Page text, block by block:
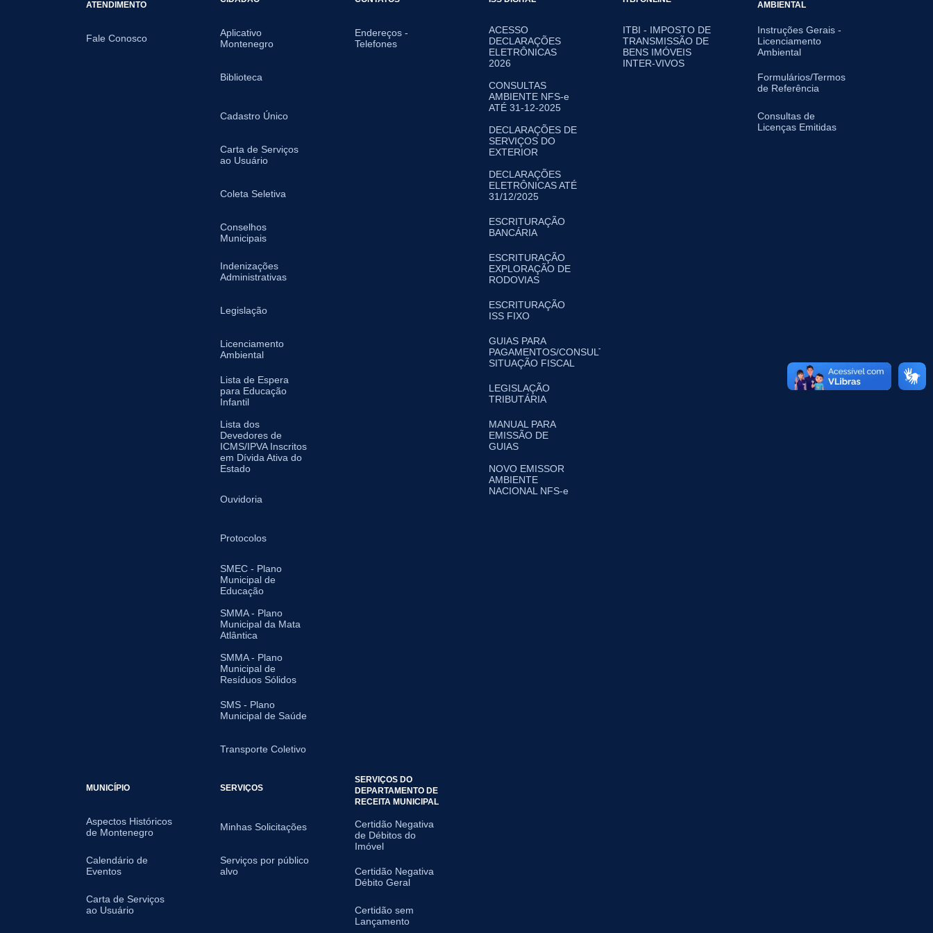
ATENDIMENTO
Fale Conosco
Aplicativo
Montenegro
Biblioteca
Cadastro Único
Carta de Serviços
ao Usuário
Coleta Seletiva
Conselhos
Municipais
Indenizações
Administrativas
Legislação
Licenciamento
Ambiental
Lista de Espera
para Educação
Infantil
Lista dos
Devedores de
ICMS/IPVA Inscritos
em Dívida Ativa do
Estado
Ouvidoria
Protocolos
SMEC - Plano
Municipal de
Educação
SMMA - Plano
Municipal da Mata
Atlântica
SMMA - Plano
Municipal de
Resíduos Sólidos
SMS - Plano
Municipal de Saúde
Transporte Coletivo
Endereços -
Telefones
ACESSO
DECLARAÇÕES
ELETRÔNICAS
2026
CONSULTAS
AMBIENTE NFS-e
ATÉ 31-12-2025
DECLARAÇÕES DE
SERVIÇOS DO
EXTERIOR
DECLARAÇÕES
ELETRÔNICAS ATÉ
31/12/2025
ESCRITURAÇÃO
BANCÁRIA
ESCRITURAÇÃO
EXPLORAÇÃO DE
RODOVIAS
ESCRITURAÇÃO
ISS FIXO
GUIAS PARA
PAGAMENTOS/CONSULTA
SITUAÇÃO FISCAL
LEGISLAÇÃO
TRIBUTÁRIA
MANUAL PARA
EMISSÃO DE
GUIAS
NOVO EMISSOR
AMBIENTE
NACIONAL NFS-e
ITBI - IMPOSTO DE
TRANSMISSÃO DE
BENS IMÓVEIS
INTER-VIVOS
AMBIENTAL
Instruções Gerais -
Licenciamento
Ambiental
Formulários/Termos
de Referência
Consultas de
Licenças Emitidas
MUNICÍPIO
Aspectos Históricos
de Montenegro
Calendário de
Eventos
Carta de Serviços
ao Usuário
SERVIÇOS
Minhas Solicitações
Serviços por público
alvo
SERVIÇOS DO
DEPARTAMENTO DE
RECEITA MUNICIPAL
Certidão Negativa
de Débitos do
Imóvel
Certidão Negativa
Débito Geral
Certidão sem
Lançamento